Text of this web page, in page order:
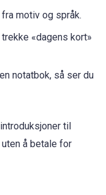
motiv og språk.
«dagens kort»
notatbok, så ser du
til
å betale for